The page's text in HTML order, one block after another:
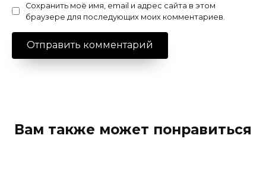
Сохранить моё имя, email и адрес сайта в этом
браузере для последующих моих комментариев.
Вам также может понравиться